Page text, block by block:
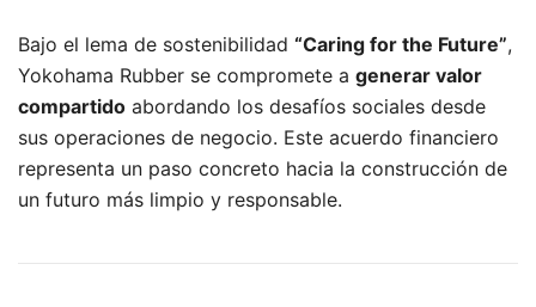
Bajo el lema de sostenibilidad “Caring for the Future”,
Yokohama Rubber se compromete a generar valor
compartido abordando los desafíos sociales desde
sus operaciones de negocio. Este acuerdo financiero
representa un paso concreto hacia la construcción de
un futuro más limpio y responsable.